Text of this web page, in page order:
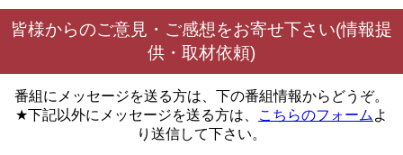
皆様からのご意見・ご感想をお寄せ下さい(情報提
供・取材依頼)
番組にメッセージを送る方は、下の番組情報からどうぞ。
★下記以外にメッセージを送る方は、
こちらのフォーム よ
り送信して下さい。